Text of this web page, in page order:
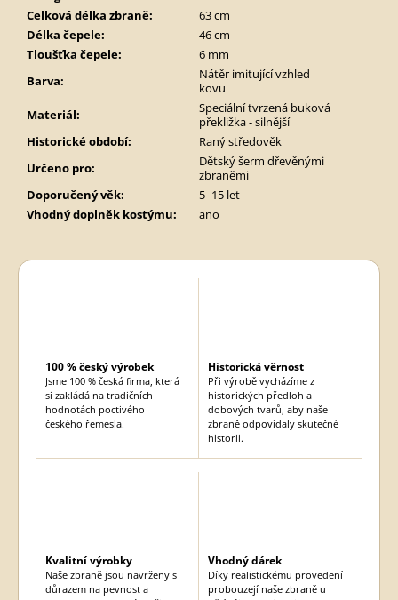
Celková délka zbraně:
63 cm
Délka čepele:
46 cm
Tloušťka čepele:
6 mm
Barva:
Nátěr imitující vzhled
kovu
Materiál:
Speciální tvrzená buková
překližka - silnější
Historické období:
Raný středověk
Určeno pro:
Dětský šerm dřevěnými
zbraněmi
Doporučený věk:
5–15 let
Vhodný doplněk kostýmu: ano
100 % český výrobek
Jsme 100 % česká firma, která
si zakládá na tradičních
hodnotách poctivého
českého řemesla.
Historická věrnost
Při výrobě vycházíme z
historických předloh a
dobových tvarů, aby naše
zbraně odpovídaly skutečné
historii.
Kvalitní výrobky
Naše zbraně jsou navrženy s
důrazem na pevnost a
Vhodný dárek
Díky realistickému provedení
probouzejí naše zbraně u